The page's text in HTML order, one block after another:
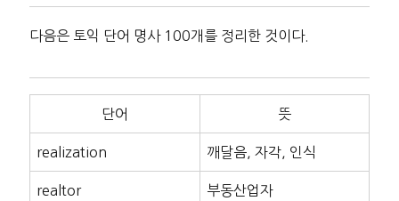
다음은 토익 단어 명사 100개를 정리한 것이다.
단어 뜻
realization 깨달음, 자각, 인식
realtor 부동산업자